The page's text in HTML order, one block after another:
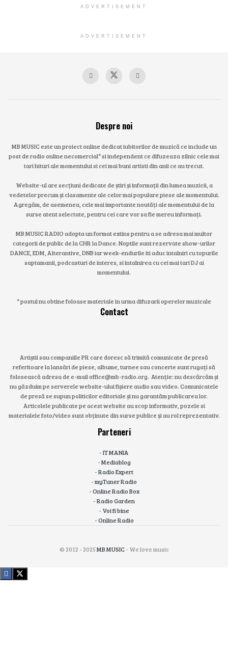
ADVERTISEMENT
ADVERTISEMENT
Despre noi
MB MUSIC este un proiect online dedicat iubitorilor de muzică ce include un
post de radio online necomercial* si independent ce difuzeaza zilnic cele mai
tari hituri ale momentului si cei mai buni artisti din anii ce au trecut.
Website-ul are secțiuni dedicate de știri și informații din lumea muzicii, a
vedetelor precum și clasamente ale celor mai populare piese ale momentului.
Agregăm, de asemenea, cele mai importante noutăți ale momentului de la
surse atent selectate, pentru cei care vor sa fie mereu informați.
MB MUSIC RADIO adopta un format extins pentru a se adresa mai multor
categorii de public de la CHR la Dance. Noptile sunt rezervate show-urilor
DANCE, EDM, Alterantive, DNB iar week-endurile iti aduc intalniri cu topurile
saptamanii, podcasturi de interes, si intalnirea cu cei mai tari DJ ai
momentului.
* postul nu obtine foloase materiale in urma difuzarii operelor muzicale
Contact
Artiștii sau companiile PR care doresc să trimită comunicate de presă
referitoare la lansări de piese, albume, turnee sau concerte sunt rugați să
folosească adresa de e-mail office@mb-radio.org. Atenție: nu descărcăm și
nu găzduim pe serverele website-ului fișiere audio sau video. Comunicatele
de presă se supun politicilor editoriale și nu garantăm publicarea lor.
Articolele publicate pe acest website au scop informativ, pozele si
materialele foto/video sunt obținute din surse publice și au rol reprezentativ.
Parteneri
-IT MANIA
-Mediablog
-Radio Expert
-myTuner Radio
-Online Radio Box
-Radio Garden
- Voi fi bine
-Online Radio
© 2012 - 2025MB MUSIC - We love music